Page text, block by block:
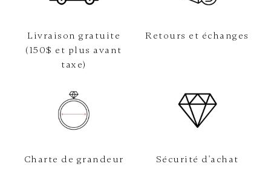
Livraison gratuite
(150$ et plus avant
taxe)
Retours et échanges
Charte de grandeur Sécurité d'achat